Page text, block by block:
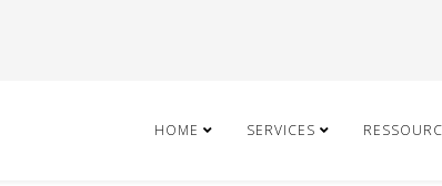
HOME SERVICES